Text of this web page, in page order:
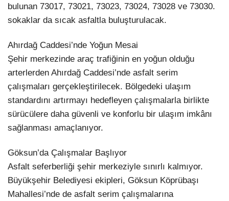
bulunan 73017, 73021, 73023, 73024, 73028 ve 73030.
sokaklar da sıcak asfaltla buluşturulacak.
Ahırdağ Caddesi’nde Yoğun Mesai
Şehir merkezinde araç trafiğinin en yoğun olduğu
arterlerden Ahırdağ Caddesi’nde asfalt serim
çalışmaları gerçekleştirilecek. Bölgedeki ulaşım
standardını artırmayı hedefleyen çalışmalarla birlikte
sürücülere daha güvenli ve konforlu bir ulaşım imkânı
sağlanması amaçlanıyor.
Göksun’da Çalışmalar Başlıyor
Asfalt seferberliği şehir merkeziyle sınırlı kalmıyor.
Büyükşehir Belediyesi ekipleri, Göksun Köprübaşı
Mahallesi’nde de asfalt serim çalışmalarına